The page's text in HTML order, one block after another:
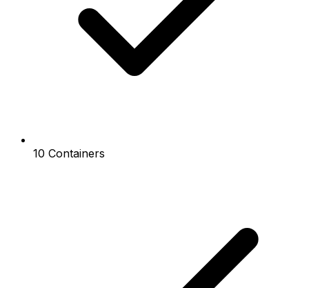
10 Containers